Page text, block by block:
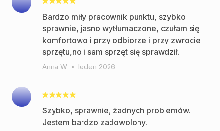
Bardzo miły pracownik punktu, szybko
sprawnie, jasno wytłumaczone, czułam się
komfortowo i przy odbiorze i przy zwrocie
sprzętu,no i sam sprzęt się sprawdził.
Anna W • leden 2026
Szybko, sprawnie, żadnych problemów.
Jestem bardzo zadowolony.